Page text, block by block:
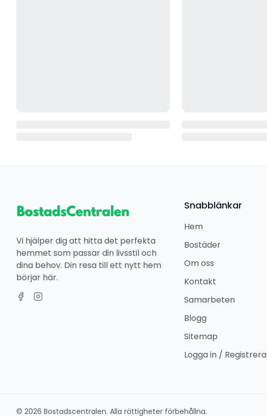
Vi hjälper dig att hitta det perfekta
hemmet som passar din livsstil och
dina behov. Din resa till ett nytt hem
börjar här.
Snabblänkar
Hem
Bostäder
Om oss
Kontakt
Samarbeten
Blogg
Sitemap
Logga in / Registrera
© 2026 Bostadscentralen. Alla rättigheter förbehållna.